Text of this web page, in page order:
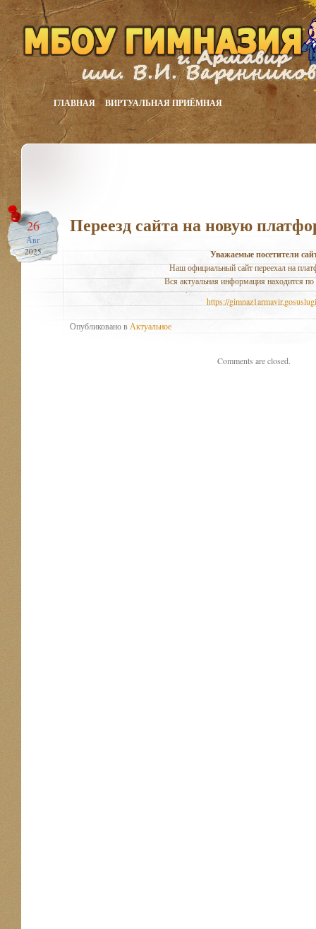
ГЛАВНАЯ ВИРТУАЛЬНАЯ ПРИЁМНАЯ
26
Авг
2025
Переезд сайта на новую
Уважаемые посетители
Наш официальный сайт переехал на
Вся актуальная информация находится
https://
Опубликовано в Актуальное
Comments are closed.